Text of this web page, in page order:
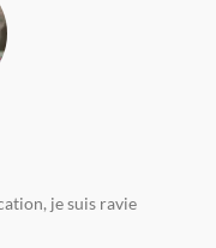
je suis ravie